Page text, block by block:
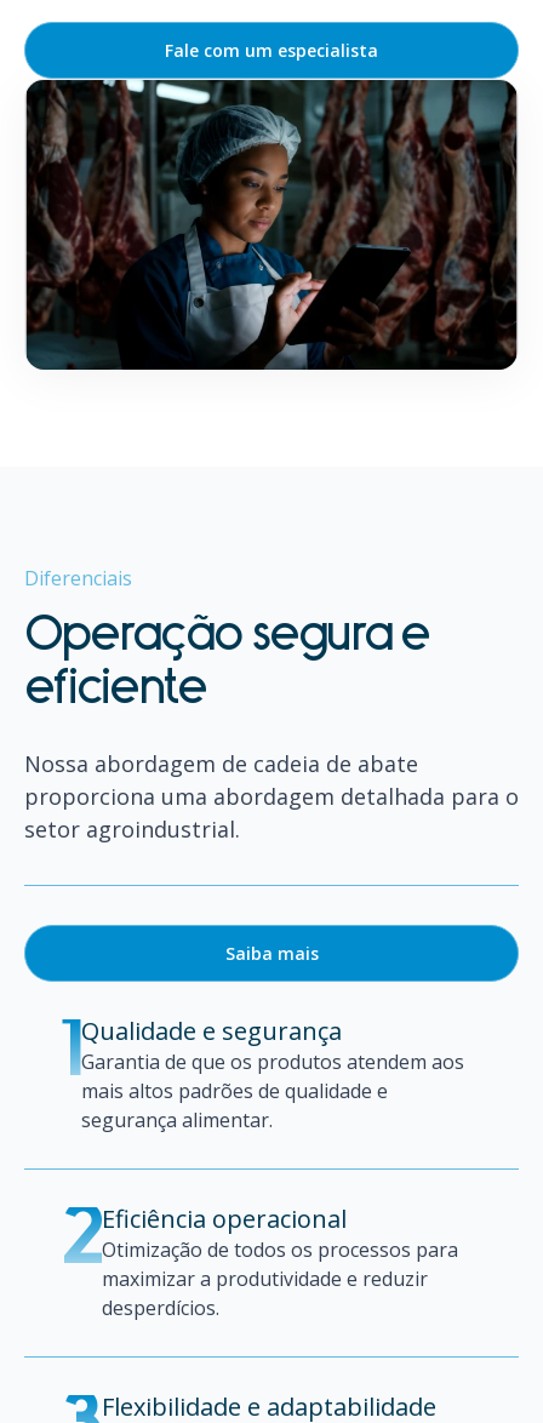
Fale com um especialista
Diferenciais
Operação segura e
eficiente
Nossa abordagem de cadeia de abate
proporciona uma abordagem detalhada para o
setor agroindustrial.
Saiba mais
1Qualidade e segurança
Garantia de que os produtos atendem aos
mais altos padrões de qualidade e
segurança alimentar.
2Eficiência operacional
Otimização de todos os processos para
maximizar a produtividade e reduzir
desperdícios.
Flexibilidade e adaptabilidade